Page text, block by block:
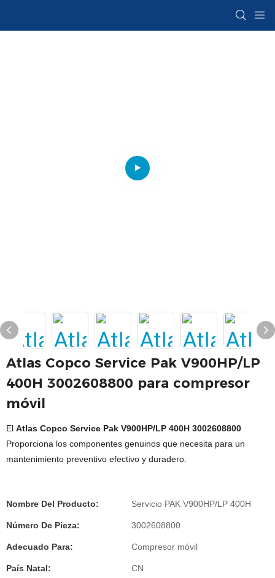
Atlas Copco Service Pak V900HP/LP
400H 3002608800 para compresor
móvil
El Atlas Copco Service Pak V900HP/LP 400H 3002608800
Proporciona los componentes genuinos que necesita para un
mantenimiento preventivo efectivo y duradero.
Nombre Del Producto: Servicio PAK V900HP/LP 400H
Número De Pieza: 3002608800
Adecuado Para: Compresor móvil
País Natal: CN